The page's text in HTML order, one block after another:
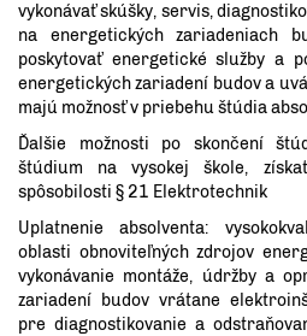
vykonávať skúšky, servis,
na energetických zariadeniach
poskytovať energetické služby a
energetických zariadení budov a
majú možnosť v priebehu štúdia
Ďalšie možnosti po skončení
štúdium na vysokej škole,
spôsobilosti § 21 Elektrotechnik
Uplatnenie absolventa:
oblasti obnoviteľných zdrojov
vykonávanie montáže, údržby a
zariadení budov vrátane
pre diagnostikovanie a